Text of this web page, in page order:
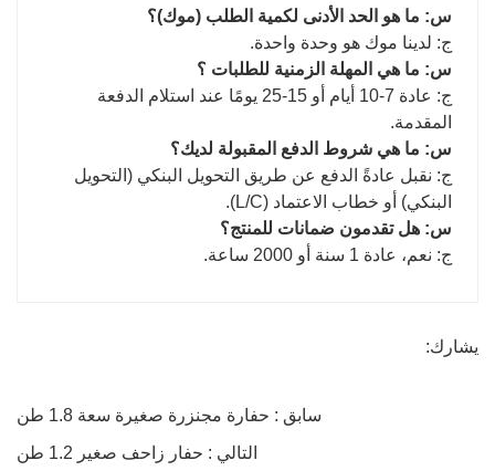
س: ما هو الحد الأدنى لكمية الطلب (موك)؟
ج: لدينا موك هو وحدة واحدة.
س: ما هي المهلة الزمنية للطلبات ؟
ج: عادة 7-10 أيام أو 15-25 يومًا عند استلام الدفعة
المقدمة.
س: ما هي شروط الدفع المقبولة لديك؟
ج: نقبل عادةً الدفع عن طريق التحويل البنكي (التحويل
البنكي) أو خطاب الاعتماد (L/C).
س: هل تقدمون ضمانات للمنتج؟
ج: نعم، عادة 1 سنة أو 2000 ساعة.
يشارك:
سابق : حفارة مجنزرة صغيرة سعة 1.8 طن
التالي : حفار زاحف صغير 1.2 طن